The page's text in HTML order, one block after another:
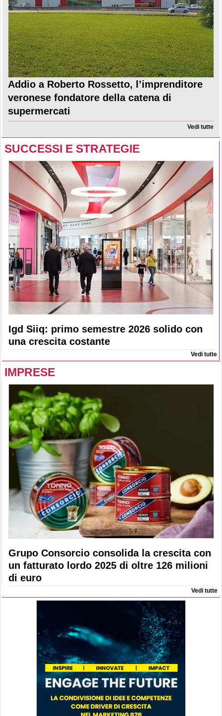
Addio a Roberto Rossetto, l’imprenditore
veronese fondatore della catena di
supermercati
Vedi tutte
SUCCESSI E STRATEGIE
Igd Siiq: primo semestre 2026 solido con
una crescita costante
Vedi tutte
IMPRESE
Grupo Consorcio consolida la crescita con
un fatturato lordo 2025 di oltre 126 milioni
di euro
Vedi tutte